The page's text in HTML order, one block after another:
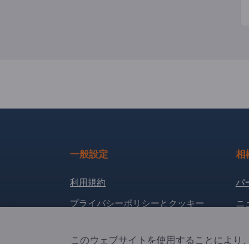
一般設定
利用規約
プライバシーポリシーとクッキー
相
パ
ニ
このウェブサイトを使用することにより